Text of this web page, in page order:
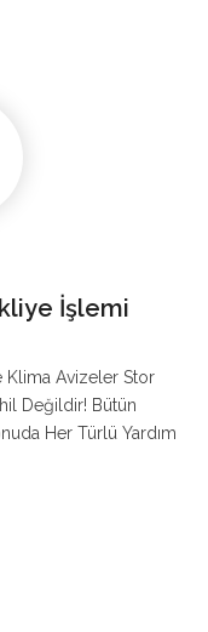
İşlemi
Klima Avizeler Stor
Değildir! Bütün
Her Türlü Yardım